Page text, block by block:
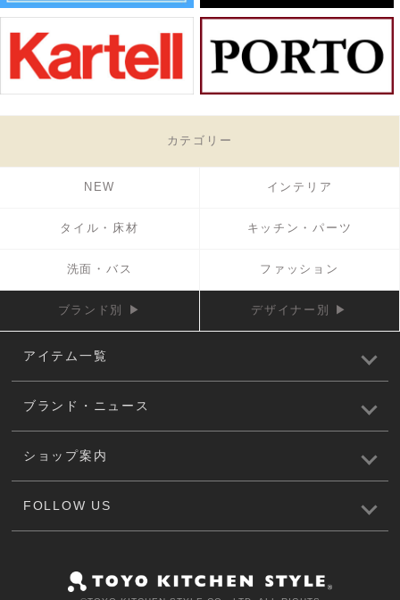
カテゴリー
NEW インテリア
タイル・床材 キッチン・パーツ
洗面・バス ファッション
ブランド別 ▶ デザイナー別 ▶
アイテム一覧
ブランド・ニュース
ショップ案内
FOLLOW US